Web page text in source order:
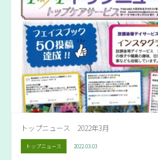
トップニュース 2022年3月
トップニュース 2022.03.03